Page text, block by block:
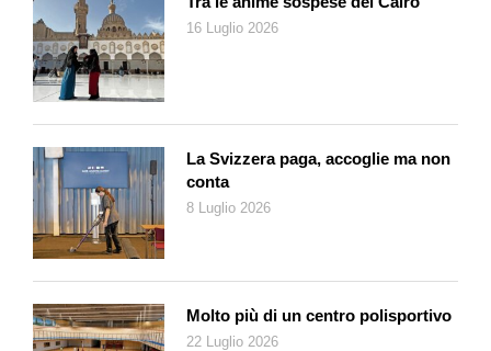
identità, mentre se torni a casa con curiosità, energia e
pensieri tuoi è un buon segno.
Le serate mondane mostrano lo stile, la quotidianità rivela il
valore. Chiediti con chi puoi parlare dei tuoi progetti e chi
ascolta senza bisogno di compiacerti: la continuità emotiva e
l’affidabilità sono fondamentali nella fiducia affettiva.
Quanto a tua madre, Erikson ci ricorda che scegliere è
prendere possesso del proprio Sé, sottrarsi ai desideri altrui.
Comunque non sentirti obbligata a una decisione definitiva. A
diciotto anni molte relazioni servono innanzitutto a capire sé
stessi, a sperimentare la propria identità, a definire i propri
gusti. La libertà affettiva si costruisce con piccoli atti di
16 Luglio 2026
La Svizzera paga, accoglie ma non
conta
8 Luglio 2026
Molto più di un centro polisportivo
22 Luglio 2026